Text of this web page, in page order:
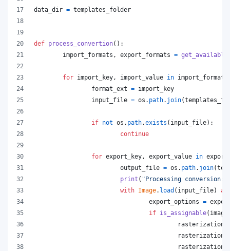
data_dir = templates_folder
def process_convertion():
import_formats , export_formats =
for import_key , import_value in import_formats
format_ext = import_key
input_file = os . path. join(
if not os . path.exists ( input_file):
continue
for export_key , export_value in
output_file = os . path. join(
print ( "Processing conversion:"
with Image. load ( input_file) as
export_options =
if is_assignable( image